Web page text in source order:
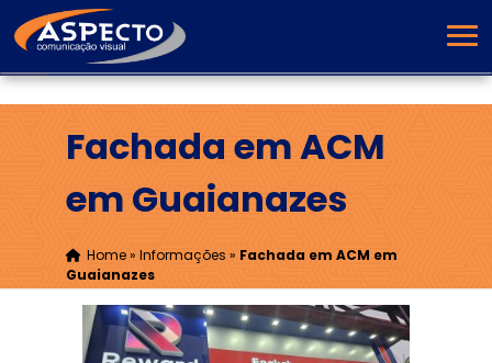
Fachada em ACM
em Guaianazes
Home» Informações » Fachada em ACM em
Guaianazes